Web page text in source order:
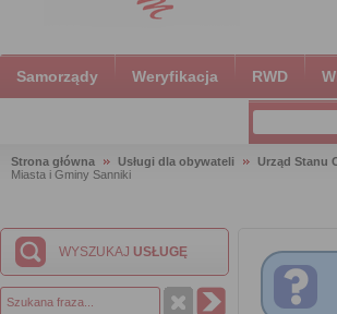
Samorządy Weryfikacja RWD
Strona główna Usługi dla obywateli Urząd Stanu
Miasta i Gminy Sanniki
WYSZUKAJ USŁUGĘ